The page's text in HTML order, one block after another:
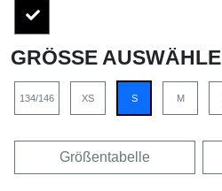
GRÖSSE AUSWÄHLEN
134/146 XS S M
Größentabelle